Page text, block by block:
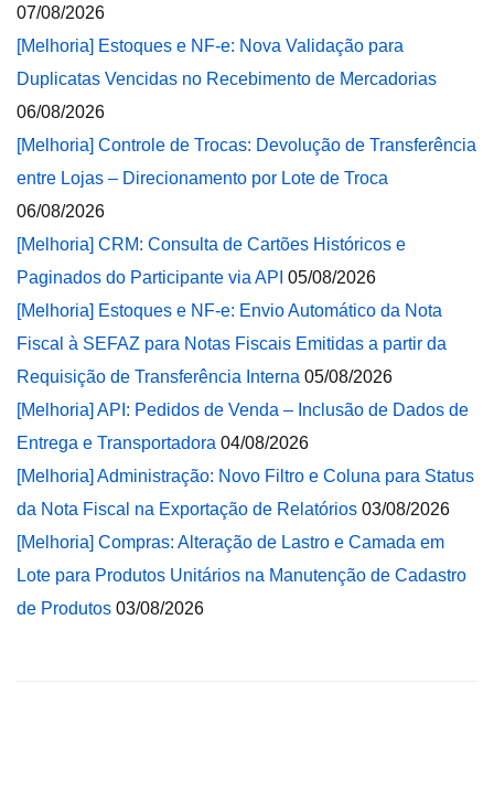
07/08/2026
[Melhoria] Estoques e NF-e: Nova Validação para
Duplicatas Vencidas no Recebimento de Mercadorias
06/08/2026
[Melhoria] Controle de Trocas: Devolução de Transferência
entre Lojas – Direcionamento por Lote de Troca
06/08/2026
[Melhoria] CRM: Consulta de Cartões Históricos e
Paginados do Participante via API 05/08/2026
[Melhoria] Estoques e NF-e: Envio Automático da Nota
Fiscal à SEFAZ para Notas Fiscais Emitidas a partir da
Requisição de Transferência Interna 05/08/2026
[Melhoria] API: Pedidos de Venda – Inclusão de Dados de
Entrega e Transportadora 04/08/2026
[Melhoria] Administração: Novo Filtro e Coluna para Status
da Nota Fiscal na Exportação de Relatórios 03/08/2026
[Melhoria] Compras: Alteração de Lastro e Camada em
Lote para Produtos Unitários na Manutenção de Cadastro
de Produtos 03/08/2026